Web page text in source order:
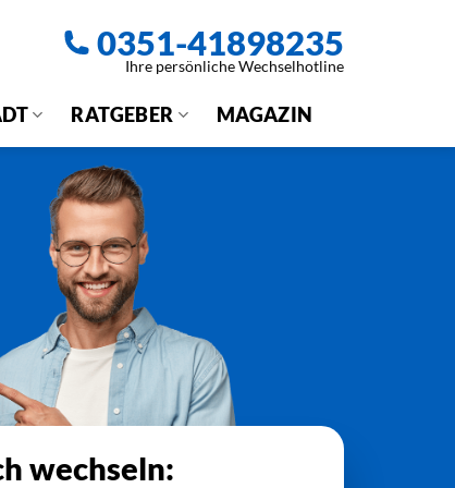
0351-41898235
Ihre persönliche Wechselhotline
RATGEBER MAGAZIN
wechseln: